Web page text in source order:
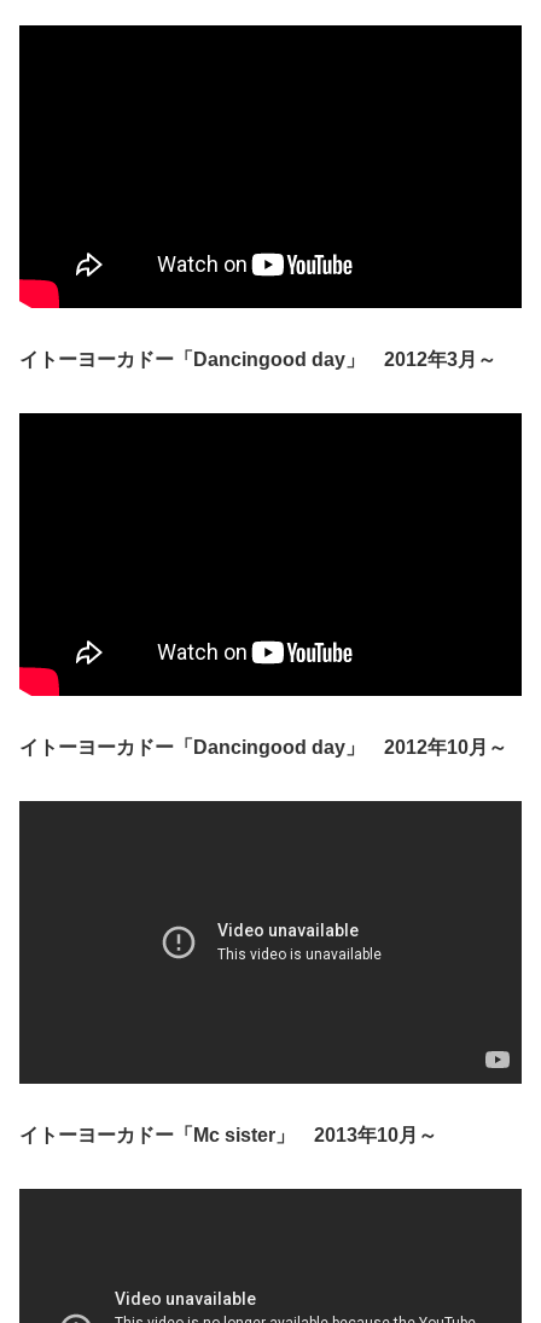
イトーヨーカドー「Dancingood day」 2012年3月～
イトーヨーカドー「Dancingood day」 2012年10月～
イトーヨーカドー「Mc sister」 2013年10月～